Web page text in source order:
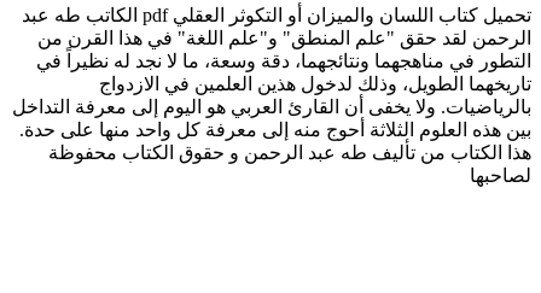
تحميل كتاب اللسان والميزان أو التكوثر العقلي pdf الكاتب طه عبد
الرحمن لقد حقق "علم المنطق" و"علم اللغة" في هذا القرن من
التطور في مناهجهما ونتائجهما، دقة وسعة، ما لا نجد له نظيراً في
تاريخهما الطويل، وذلك لدخول هذين العلمين في الازدواج
بالرياضيات. ولا يخفى أن القارئ العربي هو اليوم إلى معرفة التداخل
بين هذه العلوم الثلاثة أحوج منه إلى معرفة كل واحد منها على حدة.
هذا الكتاب من تأليف طه عبد الرحمن و حقوق الكتاب محفوظة
لصاحبها